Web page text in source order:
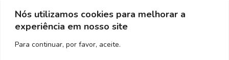
Nós utilizamos cookies para melhorar a
experiência em nosso site
Para continuar, por favor, aceite.